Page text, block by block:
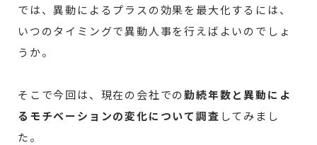
では、異動によるプラスの効果を最大化するには、
いつのタイミングで異動人事を行えばよいのでしょ
うか。
そこで今回は、現在の会社での勤続年数と異動によ
るモチベーションの変化について調査 してみまし
た。